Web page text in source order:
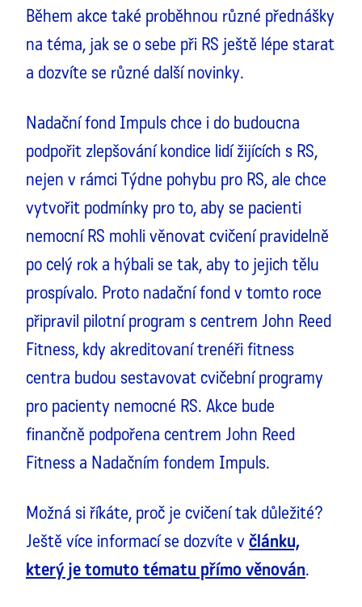
Během akce také proběhnou různé přednášky
na téma, jak se o sebe při RS ještě lépe starat
a dozvíte se různé další novinky.
Nadační fond Impuls chce i do budoucna
podpořit zlepšování kondice lidí žijících s RS,
nejen v rámci Týdne pohybu pro RS, ale chce
vytvořit podmínky pro to, aby se pacienti
nemocní RS mohli věnovat cvičení pravidelně
po celý rok a hýbali se tak, aby to jejich tělu
prospívalo. Proto nadační fond v tomto roce
připravil pilotní program s centrem John Reed
Fitness, kdy akreditovaní trenéři fitness
centra budou sestavovat cvičební programy
pro pacienty nemocné RS. Akce bude
finančně podpořena centrem John Reed
Fitness a Nadačním fondem Impuls.
Možná si říkáte, proč je cvičení tak důležité?
Ještě více informací se dozvíte v článku,
který je tomuto tématu přímo věnován.